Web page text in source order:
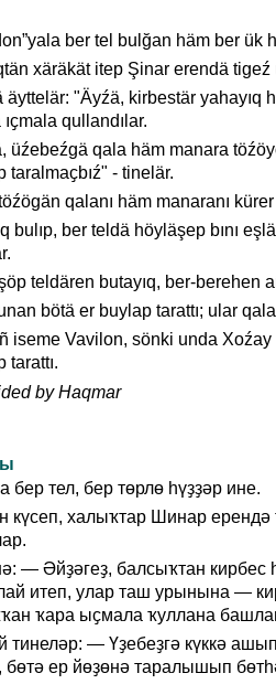
ber tel bulğan häm ber ük
xäräkät itep Şinar erendä tigeź
"Äyźä, kirbestär yahayıq
ıҫmala qullandılar.
üźebeźgä qala häm manara
taralmaҫbıź" - tinelär.
qalanı häm manaranı
bulıp, ber teldä höyläşep bını
teldären butayıq, ber-berehen
bötä er buylap tarattı; ular
iseme Vavilon, sönki unda
tarattı.
by Haqmar
бер тел, бер тɵрлɵ һүҙҙəр ине.
күсеп, халыҡтар Шинар ерендə
— Əйҙəгеҙ, балсыҡтан
итеп, улар таш урынына —
ҡара ыҫмала ҡуллана
тинелəр: — Үҙебеҙгə күккə
бɵтə ер йɵҙɵнə таралышып